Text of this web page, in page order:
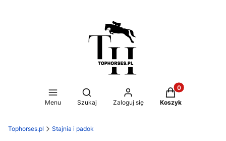
Menu
Otwórz wyszukiwarkę
Szukaj Zaloguj się
Produkty w
Koszyk
Tophorses.pl Stajnia i padok